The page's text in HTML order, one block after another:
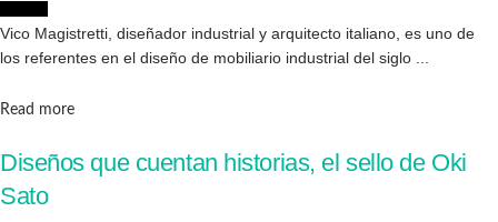
Vico Magistretti, diseñador industrial y arquitecto italiano, es uno de
los referentes en el diseño de mobiliario industrial del siglo ...
Read moreDetails
Diseños que cuentan historias, el sello de Oki
Sato